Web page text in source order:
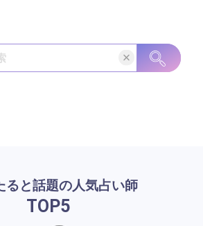
ると話題の人気占い師
TOP5